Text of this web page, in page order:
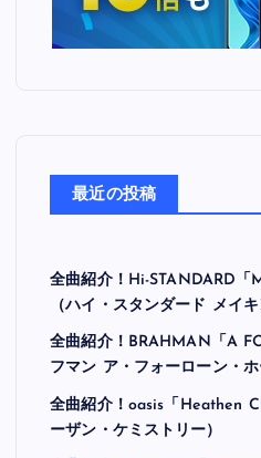
最近の投稿
全曲紹介！Hi-STANDARD「
（ハイ・スタンダード メイ
全曲紹介！BRAHMAN「A
フマン ア・フォーローン・ホ
全曲紹介！oasis「Heathen
ーザン・ケミストリー）